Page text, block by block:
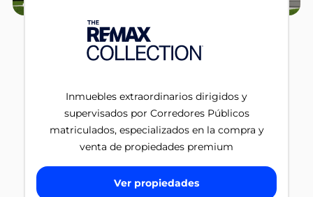
Inmuebles extraordinarios dirigidos y
supervisados por Corredores Públicos
matriculados, especializados en la compra y
venta de propiedades premium
Ver propiedades